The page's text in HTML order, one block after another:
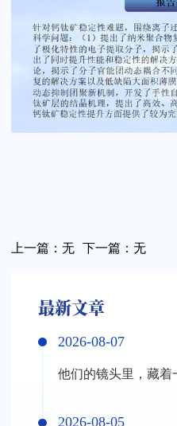
上一篇： 无 下一篇： 无
最新文章